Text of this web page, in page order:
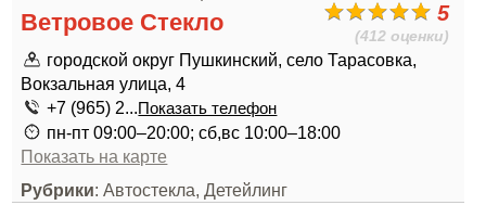
5
(412 оценки)
Ветровое Стекло
городской округ Пушкинский, село Тарасовка,
Вокзальная улица, 4
+7 (965) 2...Показать телефон
пн-пт 09:00–20:00; сб,вс 10:00–18:00
Показать на карте
Рубрики: Автостекла, Детейлинг